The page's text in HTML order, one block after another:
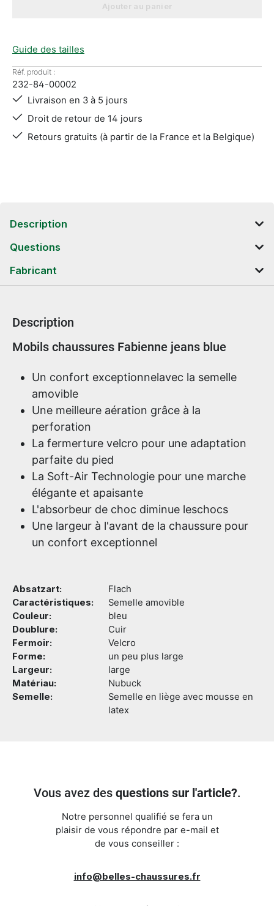
Ajouter au panier
Guide des tailles
Réf. produit :
232-84-00002
Livraison en 3 à 5 jours
Droit de retour de 14 jours
Retours gratuits (à partir de la France et la Belgique)
Description
Questions
Fabricant
Description
Informations sur le produit
Mobils chaussures Fabienne jeans blue
Un confort exceptionnelavec la semelle
amovible
Une meilleure aération grâce à la
perforation
La fermerture velcro pour une adaptation
parfaite du pied
La Soft-Air Technologie pour une marche
élégante et apaisante
L'absorbeur de choc diminue leschocs
Une largeur à l'avant de la chaussure pour
un confort exceptionnel
Absatzart:
Flach
Caractéristiques:
Semelle amovible
Couleur:
bleu
Doublure:
Cuir
Fermoir:
Velcro
Forme:
un peu plus large
Largeur:
large
Matériau:
Nubuck
Semelle:
Semelle en liège avec mousse en
latex
Vous avez des questions sur l'article?.
Notre personnel qualifié se fera un
plaisir de vous répondre par e-mail et
de vous conseiller :
info@belles-chaussures.fr